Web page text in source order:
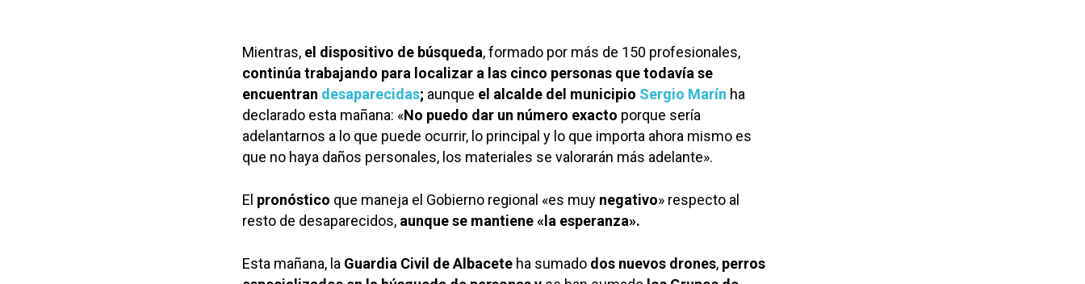
Mientras, el dispositivo de búsqueda, formado por más de 150 profesionales,
continúa trabajando para localizar a las cinco personas que todavía se
encuentran desaparecidas; aunque el alcalde del municipio Sergio Marín ha
declarado esta mañana: «No puedo dar un número exacto porque sería
adelantarnos a lo que puede ocurrir, lo principal y lo que importa ahora mismo es
que no haya daños personales, los materiales se valorarán más adelante».
El pronóstico que maneja el Gobierno regional «es muy negativo» respecto al
resto de desaparecidos, aunque se mantiene «la esperanza».
Esta mañana, la Guardia Civil de Albacete ha sumado dos nuevos drones, perros